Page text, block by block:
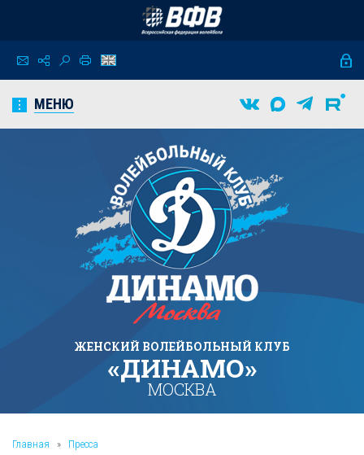
МЕНЮ
ЖЕНСКИЙ ВОЛЕЙБОЛЬНЫЙ КЛУБ
«ДИНАМО»
МОСКВА
Главная » Пресса